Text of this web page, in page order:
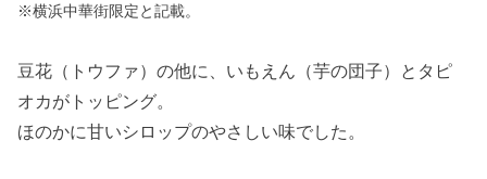
※横浜中華街限定と記載。
豆花（トウファ）の他に、いもえん（芋の団子）とタピ
オカがトッピング。
ほのかに甘いシロップのやさしい味でした。